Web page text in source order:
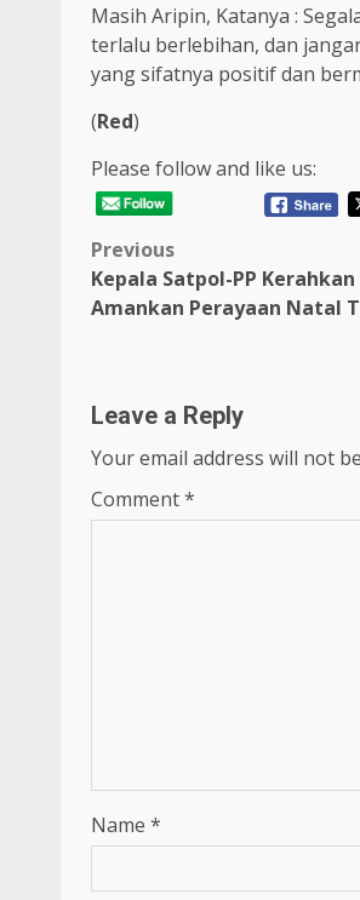
Masih Aripin, Katanya :
terlalu berlebihan, dan
yang sifatnya positif dan
(Red)
Please follow and like us:
Post
navigation
Previous
Kepala Satpol-PP
Amankan Perayaan Natal
Leave a Reply
Your email address will not
Comment*
Name *